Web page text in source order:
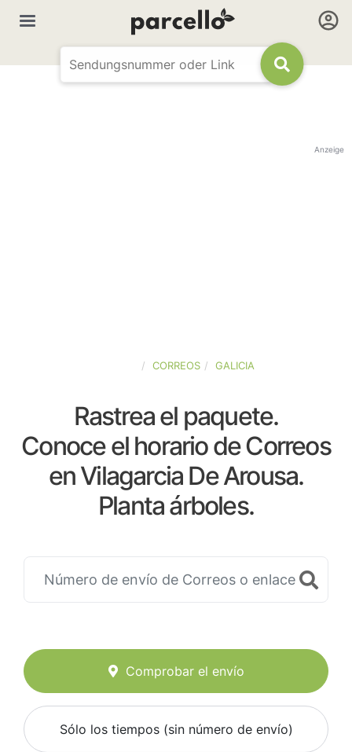
Anzeige
CORREOS GALICIA
Rastrea el paquete.
Conoce el horario de Correos
en Vilagarcia De Arousa.
Planta árboles.
Comprobar el envío
Sólo los tiempos (sin número de envío)